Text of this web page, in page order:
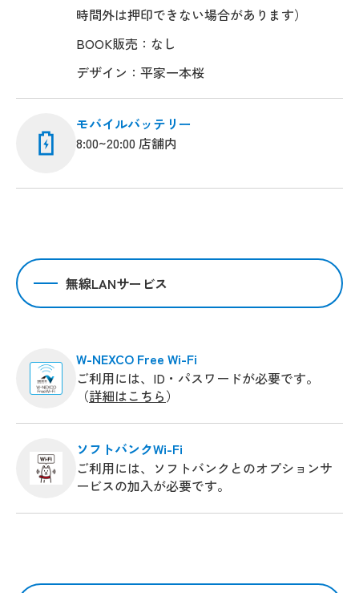
時間外は押印できない場合があります）
BOOK販売：なし
デザイン：平家一本桜
モバイルバッテリー
8:00~20:00 店舗内
無線LANサービス
W-NEXCO Free Wi-Fi
ご利用には、ID・パスワードが必要です。
（詳細はこちら）
ソフトバンクWi-Fi
ご利用には、ソフトバンクとのオプションサ
ービスの加入が必要です。